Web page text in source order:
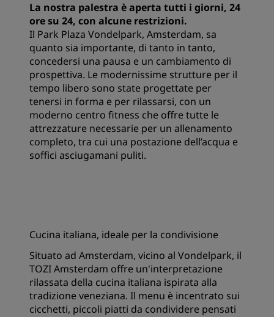
La nostra palestra è aperta tutti i giorni, 24
ore su 24, con alcune restrizioni.
Il Park Plaza Vondelpark, Amsterdam, sa
quanto sia importante, di tanto in tanto,
concedersi una pausa e un cambiamento di
prospettiva. Le modernissime strutture per il
tempo libero sono state progettate per
tenersi in forma e per rilassarsi, con un
moderno centro fitness che offre tutte le
attrezzature necessarie per un allenamento
completo, tra cui una postazione dell’acqua e
soffici asciugamani puliti.
Cucina italiana, ideale per la condivisione
Situato ad Amsterdam, vicino al Vondelpark, il
TOZI Amsterdam offre un'interpretazione
rilassata della cucina italiana ispirata alla
tradizione veneziana. Il menu è incentrato sui
cicchetti, piccoli piatti da condividere pensati